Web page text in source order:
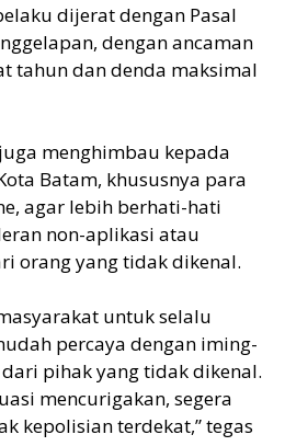
dijerat dengan Pasal
dengan ancaman
tahun dan denda maksimal
menghimbau kepada
Batam, khususnya para
agar lebih berhati-hati
non-aplikasi atau
orang yang tidak dikenal.
untuk selalu
percaya dengan iming-
pihak yang tidak dikenal.
mencurigakan, segera
kepolisian terdekat,” tegas